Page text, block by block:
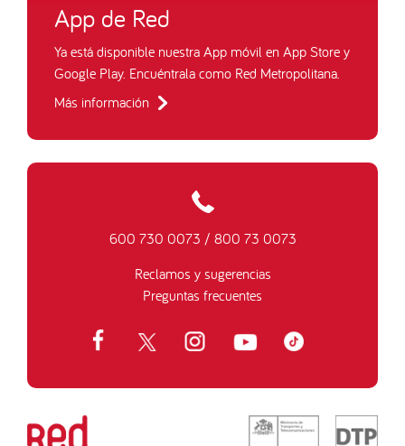
App de Red
Ya está disponible nuestra App móvil en App Store y
Google Play. Encuéntrala como Red Metropolitana.
Más información
600 730 0073 / 800 73 0073
Reclamos y sugerencias
Preguntas frecuentes